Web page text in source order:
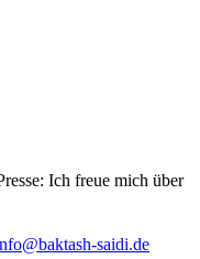
Ich freue mich über
saidi.de